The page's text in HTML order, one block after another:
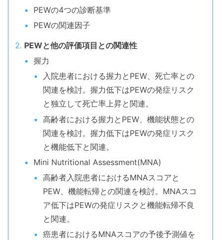
PEWの4つの診断基準
PEWの関連因子
PEWと他の評価項目との関連性
握力
入院患者における握力とPEW、死亡率との
関連を検討。握力低下はPEWの発症リスク
と独立して死亡率上昇と関連。
高齢者における握力とPEW、機能状態との
関連を検討。握力低下はPEWの発症リスク
と機能低下と関連。
Mini Nutritional Assessment(MNA)
高齢者入院患者におけるMNAスコアと
PEW、機能転帰との関連を検討。MNAスコ
ア低下はPEWの発症リスクと機能転帰不良
と関連。
癌患者におけるMNAスコアの予後予測値を